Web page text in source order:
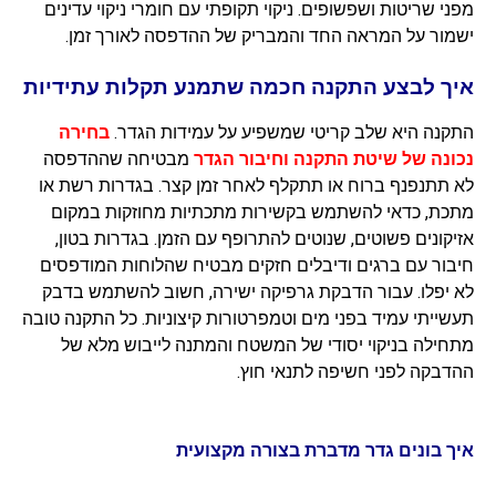
מפני שריטות ושפשופים. ניקוי תקופתי עם חומרי ניקוי עדינים
ישמור על המראה החד והמבריק של ההדפסה לאורך זמן.
איך לבצע התקנה חכמה שתמנע תקלות עתידיות
התקנה היא שלב קריטי שמשפיע על עמידות הגדר. בחירה
נכונה של שיטת התקנה וחיבור הגדר מבטיחה שההדפסה
לא תתנפנף ברוח או תתקלף לאחר זמן קצר. בגדרות רשת או
מתכת, כדאי להשתמש בקשירות מתכתיות מחוזקות במקום
אזיקונים פשוטים, שנוטים להתרופף עם הזמן. בגדרות בטון,
חיבור עם ברגים ודיבלים חזקים מבטיח שהלוחות המודפסים
לא יפלו. עבור הדבקת גרפיקה ישירה, חשוב להשתמש בדבק
תעשייתי עמיד בפני מים וטמפרטורות קיצוניות. כל התקנה טובה
מתחילה בניקוי יסודי של המשטח והמתנה לייבוש מלא של
ההדבקה לפני חשיפה לתנאי חוץ.
איך בונים גדר מדברת בצורה מקצועית